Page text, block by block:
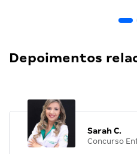
Depoimentos
Sarah C.
Concurso